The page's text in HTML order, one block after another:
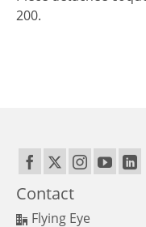
200.
Contact
Flying Eye